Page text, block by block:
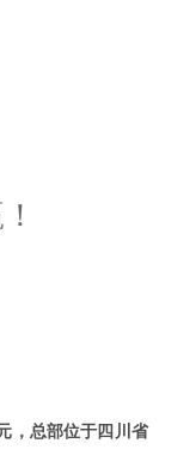
，总部位于四川省